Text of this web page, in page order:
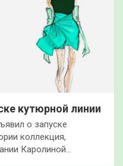
кутюрной линии
о запуске
коллекция,
Каролиной…